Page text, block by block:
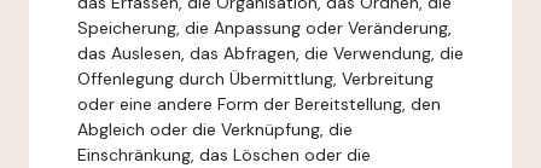
Speicherung, die Anpassung oder Veränderung,
das Auslesen, das Abfragen, die Verwendung, die
Offenlegung durch Übermittlung, Verbreitung
oder eine andere Form der Bereitstellung, den
Abgleich oder die Verknüpfung, die
Einschränkung, das Löschen oder die